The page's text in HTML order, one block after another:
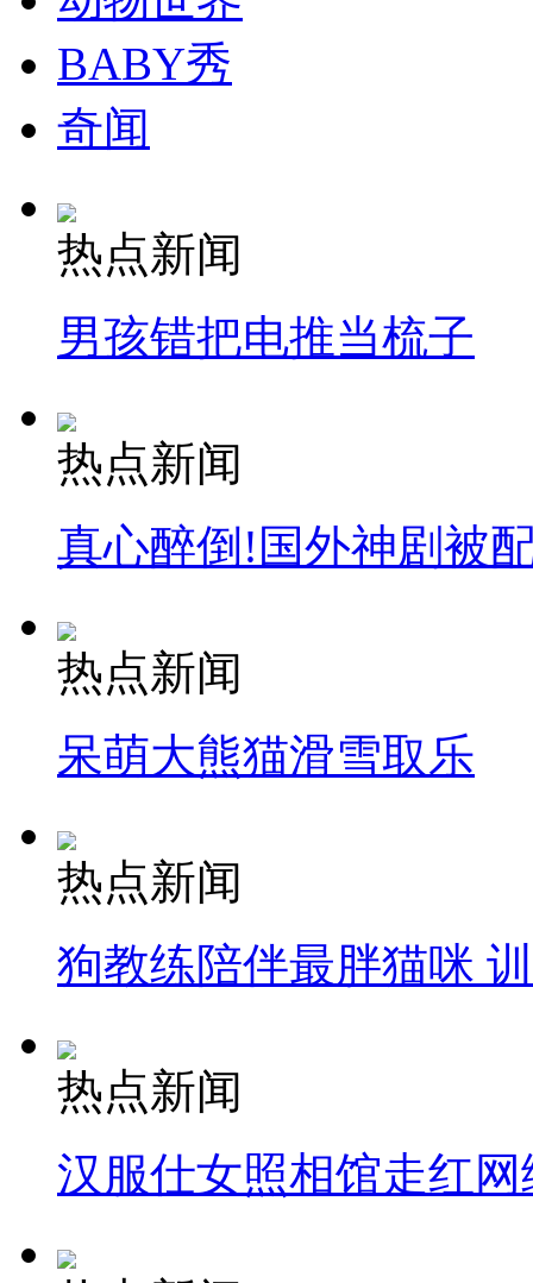
纽约上演“枕头大战”
BABY秀
奇闻
热点新闻
男孩错把电推当梳子
热点新闻
真心醉倒!国外神剧被
热点新闻
呆萌大熊猫滑雪取乐
热点新闻
狗教练陪伴最胖猫咪
热点新闻
汉服仕女照相馆走红网